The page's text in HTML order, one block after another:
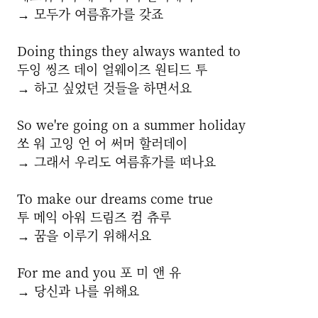
→ 모두가 여름휴가를 갖죠
Doing things they always wanted to
두잉 씽즈 데이 얼웨이즈 원티드 투
→ 하고 싶었던 것들을 하면서요
So we're going on a summer holiday
쏘 워 고잉 언 어 써머 할러데이
→ 그래서 우리도 여름휴가를 떠나요
To make our dreams come true
투 메익 아워 드림즈 컴 츄루
→ 꿈을 이루기 위해서요
For me and you 포 미 앤 유
→ 당신과 나를 위해요